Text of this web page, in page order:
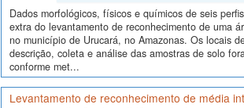
Dados morfológicos, físicos e químicos de seis
extra do levantamento de reconhecimento de uma
no município de Urucará, no Amazonas. Os locais
descrição, coleta e análise das amostras de solo
conforme met...
Levantamento de reconhecimento de média